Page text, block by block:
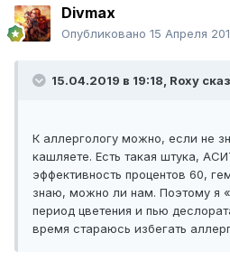
Divmax
Опубликовано 15 Апреля
15.04.2019 в 19:18, Roxy
К аллергологу можно, если не
кашляете. Есть такая штука,
эффективность процентов 60,
знаю, можно ли нам. Поэтому я
период цветения и пью
время стараюсь избегать